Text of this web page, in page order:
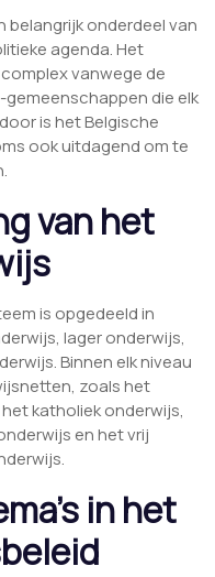
belangrijk onderdeel van
agenda. Het
vanwege de
die elk
is het Belgische
ook uitdagend om te
van het
is opgedeeld in
lager onderwijs,
Binnen elk niveau
zoals het
katholiek onderwijs,
en het vrij
in het